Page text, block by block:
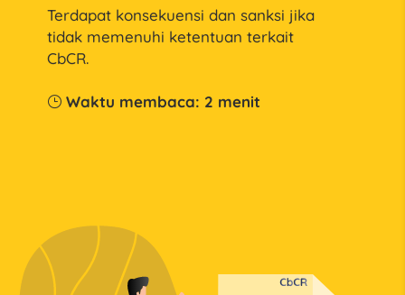
Terdapat konsekuensi dan sanksi jika
tidak memenuhi ketentuan terkait
CbCR.
} Waktu membaca: 2 menit